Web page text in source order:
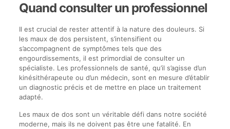
Quand consulter un professionnel
Il est crucial de rester attentif à la nature des douleurs. Si
les maux de dos persistent, s’intensifient ou
s’accompagnent de symptômes tels que des
engourdissements, il est primordial de consulter un
spécialiste. Les professionnels de santé, qu’il s’agisse d’un
kinésithérapeute ou d’un médecin, sont en mesure d’établir
un diagnostic précis et de mettre en place un traitement
adapté.
Les maux de dos sont un véritable défi dans notre société
moderne, mais ils ne doivent pas être une fatalité. En